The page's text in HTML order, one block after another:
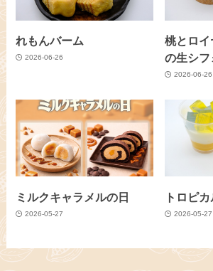
れもんバーム
2026-06-26
桃とロ
の生シフ
2026-06-26
ミルクキャラメルの日
2026-05-27
トロピ
2026-05-27